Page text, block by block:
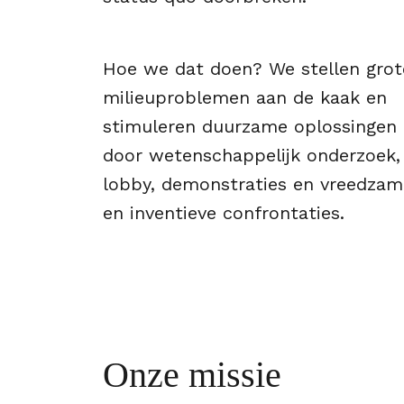
Hoe we dat doen? We stellen
milieuproblemen aan de kaak en
stimuleren duurzame oplossingen
door wetenschappelijk onderzoek,
lobby, demonstraties en
en inventieve confrontaties.
Onze missie